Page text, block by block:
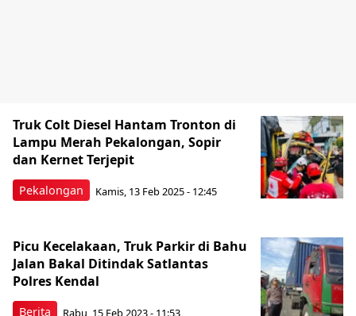
Pekalongan
Truk Colt Diesel Hantam Tronton di
Lampu Merah Pekalongan, Sopir
dan Kernet Terjepit
Kamis, 13 Feb 2025 - 12:45
Berita
Picu Kecelakaan, Truk Parkir di Bahu
Jalan Bakal Ditindak Satlantas
Polres Kendal
Rabu, 15 Feb 2023 - 11:53